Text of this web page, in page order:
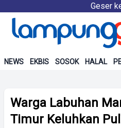
Geser
NEWS EKBIS SOSOK HALAL
Warga Labuhan
Timur Keluhkan